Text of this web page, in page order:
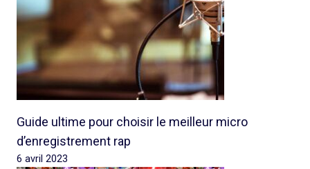
Guide ultime pour choisir le meilleur micro
d’enregistrement rap
6 avril 2023